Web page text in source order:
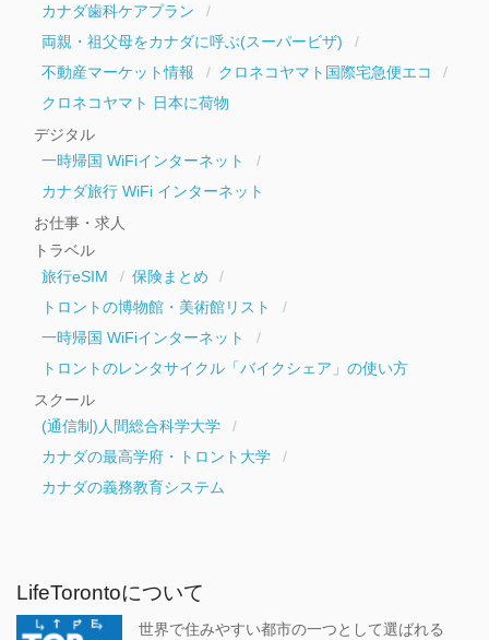
カナダ歯科ケアプラン
両親・祖父母をカナダに呼ぶ(スーパービザ)
不動産マーケット情報
クロネコヤマト国際宅急便エコ
クロネコヤマト 日本に荷物
デジタル
一時帰国 WiFiインターネット
カナダ旅行 WiFi インターネット
お仕事・求人
トラベル
旅行eSIM
保険まとめ
トロントの博物館・美術館リスト
一時帰国 WiFiインターネット
トロントのレンタサイクル「バイクシェア」の使い方
スクール
(通信制)人間総合科学大学
カナダの最高学府・トロント大学
カナダの義務教育システム
LifeTorontoについて
世界で住みやすい都市の一つとして選ばれる